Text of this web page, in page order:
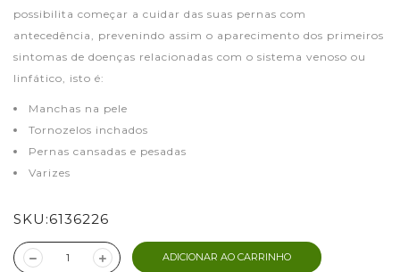
possibilita começar a cuidar das suas pernas com
antecedência, prevenindo assim o aparecimento dos primeiros
sintomas de doenças relacionadas com o sistema venoso ou
linfático, isto é:
Manchas na pele
Tornozelos inchados
Pernas cansadas e pesadas
Varizes
SKU:6136226
ADICIONAR AO CARRINHO